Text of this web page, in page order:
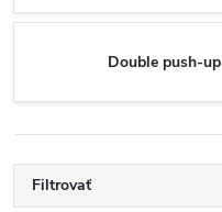
Double push-up
Filtrovať